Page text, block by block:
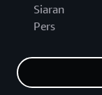
Siaran
Pers